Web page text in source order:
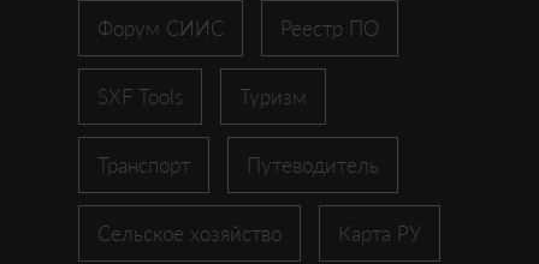
Форум СИИС Реестр ПО
SXF Tools Туризм
Транспорт Путеводитель
Сельское хозяйство Карта РУ